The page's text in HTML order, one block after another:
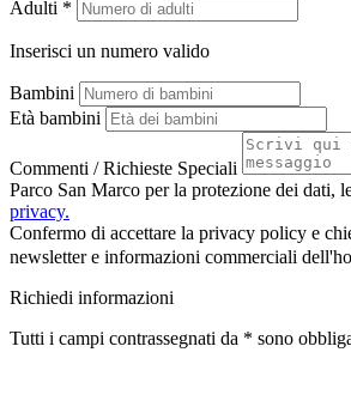
Adulti *
Inserisci un numero valido
Bambini
Età bambini
Commenti / Richieste Speciali
Parco San Marco per la protezione dei dati,
privacy.
Confermo di accettare la privacy policy e
newsletter e informazioni commerciali
Richiedi informazioni
Tutti i campi contrassegnati da * sono